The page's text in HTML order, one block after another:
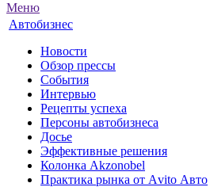
Меню
Автобизнес
Новости
Обзор прессы
События
Интервью
Рецепты успеха
Персоны автобизнеса
Досье
Эффективные решения
Колонка Akzonobel
Практика рынка от Аvito Авто